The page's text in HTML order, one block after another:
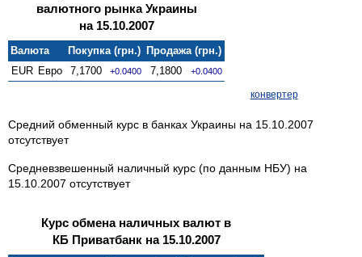
валютного рынка Украины
на 15.10.2007
Валюта Покупка (грн.) Продажа (грн.)
EUR Евро 7,1700 +0.0400 7,1800 +0.0400
конвертер
Средний обменный курс в банках Украины на 15.10.2007
отсутствует
Средневзвешенный наличный курс (по данным НБУ) на
15.10.2007 отсутствует
Курс обмена наличных валют в
КБ Приватбанк на 15.10.2007